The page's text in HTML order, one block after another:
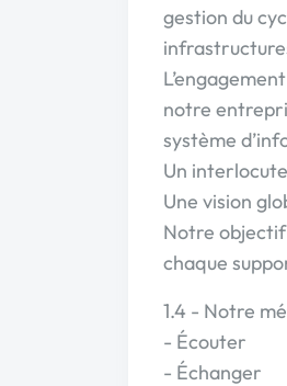
gestion du
notre
système
Un
Une vision
Notre objectif
chaque
1.4 - Notre
- Écouter
- Échanger